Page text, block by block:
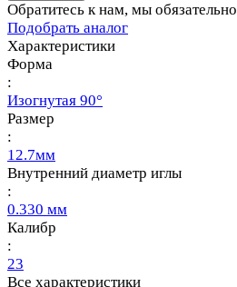
Обратитесь к нам, мы
Подобрать аналог
Характеристики
Форма
:
Изогнутая 90°
Размер
:
12.7мм
Внутренний диаметр иглы
:
0.330 мм
Калибр
:
23
Все характеристики